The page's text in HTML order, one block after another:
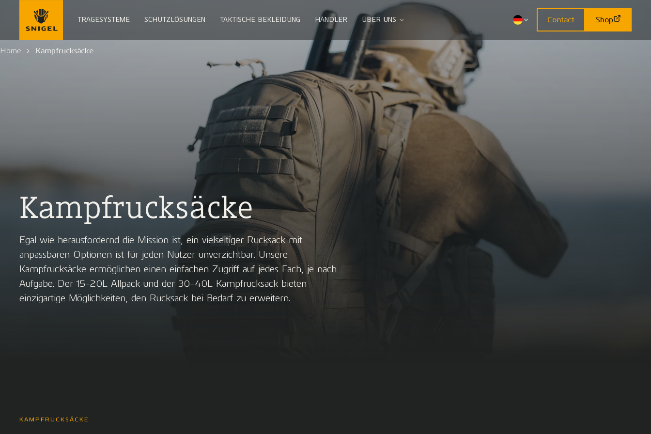
TRAGESYSTEME SCHUTZLÖSUNGEN TAKTISCHE BEKLEIDUNG HÄNDLER ÜBER UNS Contact Shop
Home Kampfrucksäcke
Kampfrucksäcke
Egal wie herausfordernd die Mission ist, ein vielseitiger Rucksack mit
anpassbaren Optionen ist für jeden Nutzer unverzichtbar. Unsere
Kampfrucksäcke ermöglichen einen einfachen Zugriff auf jedes Fach, je nach
Aufgabe. Der 15-20L Allpack und der 30-40L Kampfrucksack bieten
einzigartige Möglichkeiten, den Rucksack bei Bedarf zu erweitern.
KAMPFRUCKSÄCKE